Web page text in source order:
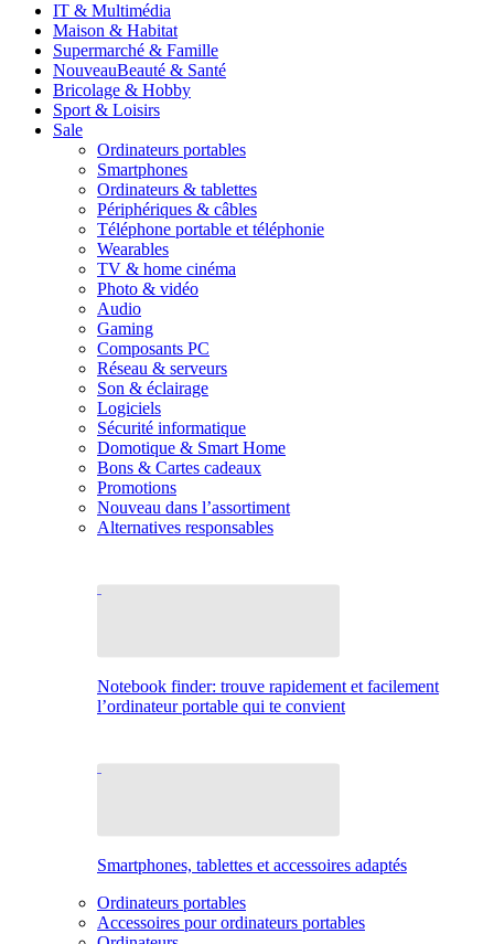
IT & Multimédia
Maison & Habitat
Supermarché & Famille
NouveauBeauté & Santé
Bricolage & Hobby
Sport & Loisirs
Sale
Ordinateurs portables
Smartphones
Ordinateurs & tablettes
Périphériques & câbles
Téléphone portable et téléphonie
Wearables
TV & home cinéma
Photo & vidéo
Audio
Gaming
Composants PC
Réseau & serveurs
Son & éclairage
Logiciels
Sécurité informatique
Domotique & Smart Home
Bons & Cartes cadeaux
Promotions
Nouveau dans l’assortiment
Alternatives responsables
Notebook finder: trouve rapidement et facilement
l’ordinateur portable qui te convient
Smartphones, tablettes et accessoires adaptés
Ordinateurs portables
Accessoires pour ordinateurs portables